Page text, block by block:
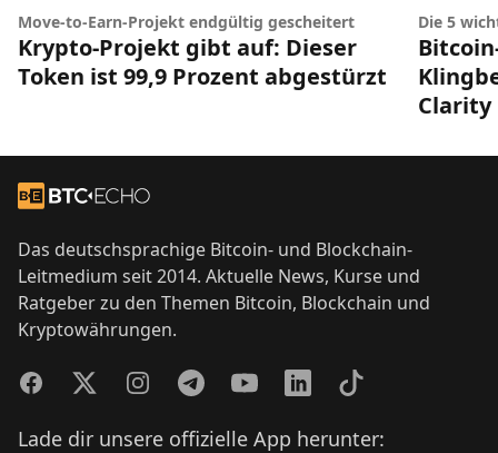
Move-to-Earn-Projekt endgültig gescheitert
Krypto-Projekt gibt auf: Dieser
Token ist 99,9 Prozent abgestürzt
Die 5
Clarity
Zur Startseite
Das deutschsprachige Bitcoin- und Blockchain-
Leitmedium seit 2014. Aktuelle News, Kurse und
Ratgeber zu den Themen Bitcoin, Blockchain und
Kryptowährungen.
FacebookTwitterInstagramTelegramYouTubeLinkedInTikTok
Lade dir unsere offizielle App herunter: